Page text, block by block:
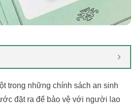
trong những chính sách an sinh
đặt ra để bảo vệ với người lao